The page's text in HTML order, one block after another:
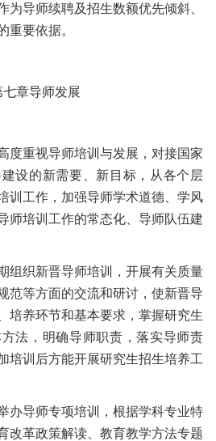
为导师续聘及招生数额优先倾斜、
重要依据。
七章导师发展
度重视导师培训与发展，对接国家
设的新需要、新目标，从各个层
训工作，加强导师学术道德、学风
师培训工作的常态化、导师队伍建
组织新晋导师培训，开展有关质量
范等方面的交流和研讨，使新晋导
培养环节和基本要求，掌握研究生
法，明确导师职责，落实导师责
培训后方能开展研究生招生培养工
办导师专项培训，根据学科专业特
改革政策解读、教育教学方法专题